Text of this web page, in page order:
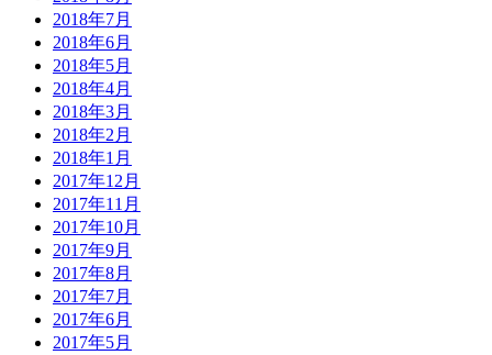
2018年7月
2018年6月
2018年5月
2018年4月
2018年3月
2018年2月
2018年1月
2017年12月
2017年11月
2017年10月
2017年9月
2017年8月
2017年7月
2017年6月
2017年5月